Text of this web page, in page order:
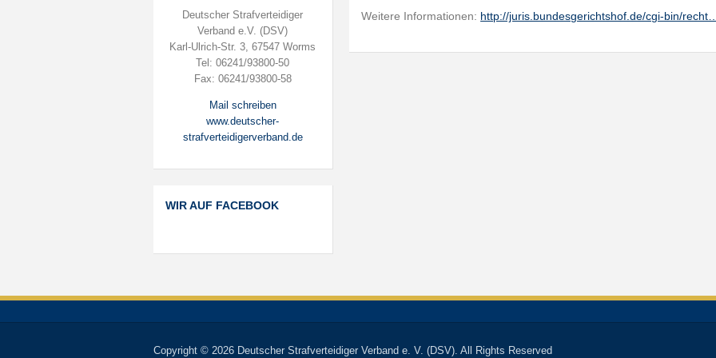
Deutscher Strafverteidiger
Verband e.V. (DSV)
Karl-Ulrich-Str. 3, 67547 Worms
Tel: 06241/93800-50
Fax: 06241/93800-58
Mail schreiben
www.deutscher-
strafverteidigerverband.de
WIR AUF FACEBOOK
Weitere Informationen: http://juris.bundesgerichtshof.de/cgi-bin/recht…
Copyright © 2026 Deutscher Strafverteidiger Verband e. V. (DSV). All Rights Reserved